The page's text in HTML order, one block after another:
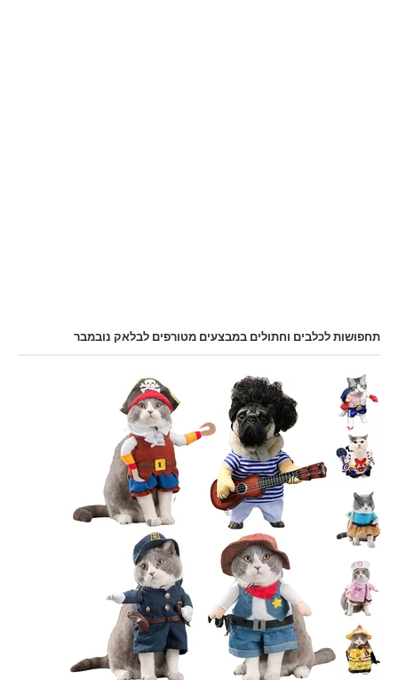
תחפושות לכלבים וחתולים במבצעים מטורפים לבלאק נובמבר